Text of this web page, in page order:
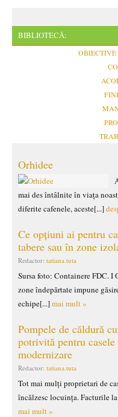
BIBLIOTECĂ:
Orhidee
mai des întâlnite în viața
diferite cafenele, aceste[...]
Ce opțiuni ai pentru
tabere sau în zone
Redactor: tatiana.tuta
Sursa foto: Containere FDC. I
zone îndepărtate impune
echipe[...]mai mult »
Pompele de căldură
potrivită pentru
modernizare
Redactor: tatiana.tuta
Tot mai mulți proprietari de
încălzesc locuința. Facturile
mai mult »